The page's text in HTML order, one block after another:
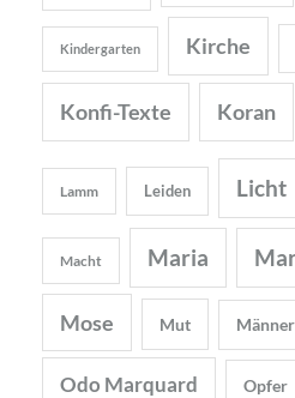
Kindergarten Kirche
Konfi-Texte Koran
Lamm Leiden Licht
Macht Maria
Mose Mut Männer
Odo Marquard Opfer